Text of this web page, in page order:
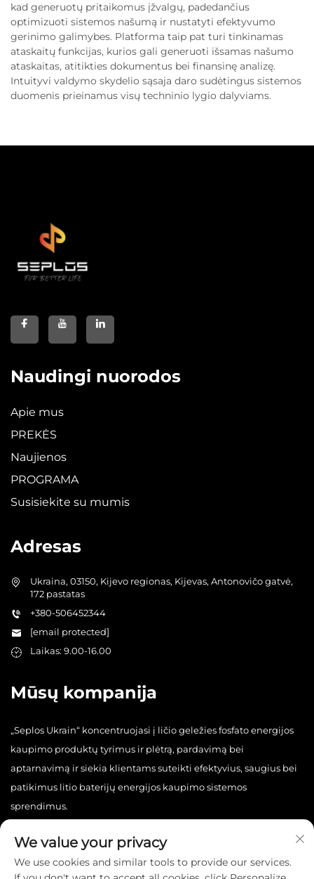
kad generuotų pritaikomus įžvalgų, padedančius
optimizuoti sistemos našumą ir nustatyti efektyvumo
gerinimo galimybes. Platforma taip pat turi tinkinamas
ataskaitų funkcijas, kurios gali generuoti išsamas našumo
ataskaitas, atitikties dokumentus bei finansinę analizę.
Intuityvi valdymo skydelio sąsaja daro sudėtingus sistemos
duomenis prieinamus visų techninio lygio dalyviams.
Naudingi nuorodos
Apie mus
PREKĖS
Naujienos
PROGRAMA
Susisiekite su mumis
Adresas
Ukraina, 03150, Kijevo regionas, Kijevas, Antonovičo gatvė,
172 pastatas
+380-506452344
[email protected]
Laikas: 9.00-16.00
Mūsų kompanija
„Seplos Ukrain“ koncentruojasi į ličio geležies fosfato energijos
kaupimo produktų tyrimus ir plėtrą, pardavimą bei
aptarnavimą ir siekia klientams suteikti efektyvius, saugius bei
patikimus litio baterijų energijos kaupimo sistemos
sprendimus.
We value your privacy
We use cookies and similar tools to provide our services.